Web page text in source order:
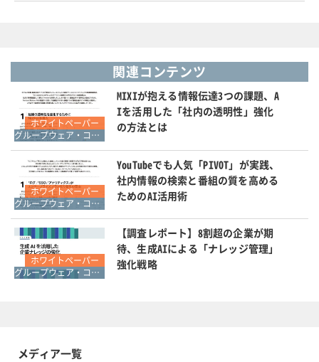
関連コンテンツ
ホワイトペーパー
グループウェア・コラボレーション
MIXIが抱える情報伝達3つの課題、A
Iを活用した「社内の透明性」強化
の方法とは
ホワイトペーパー
グループウェア・コラボレーション
YouTubeでも人気「PIVOT」が実践、
社内情報の検索と番組の質を高める
ためのAI活用術
ホワイトペーパー
グループウェア・コラボレーション
【調査レポート】8割超の企業が期
待、生成AIによる「ナレッジ管理」
強化戦略
メディア一覧